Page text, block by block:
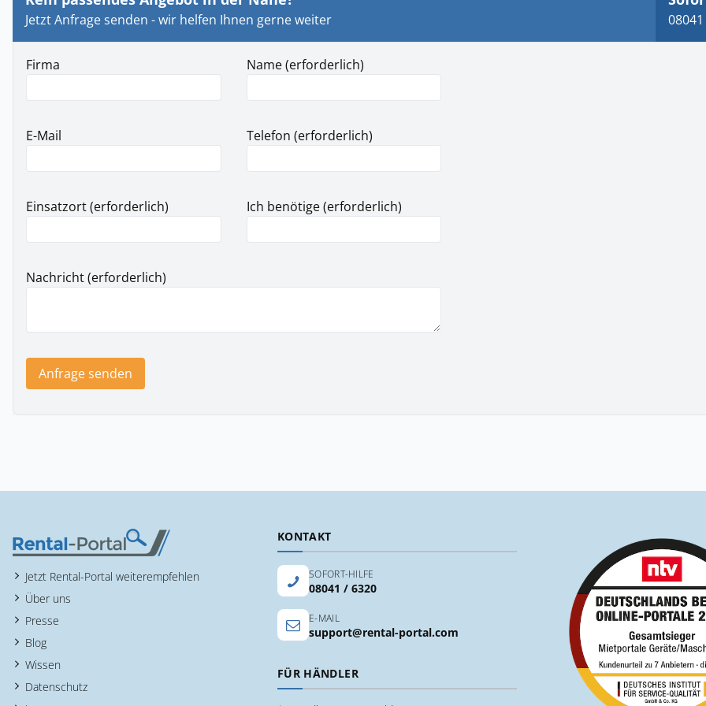
Jetzt Anfrage senden - wir helfen Ihnen gerne weiter
Firma Name (erforderlich)
E-Mail Telefon (erforderlich)
Einsatzort (erforderlich) Ich benötige (erforderlich)
Nachricht (erforderlich)
Anfrage senden
Jetzt Rental-Portal weiterempfehlen
Über uns
Presse
Blog
Wissen
Datenschutz
KONTAKT
SOFORT-HILFE
08041 / 6320
E-MAIL
support@rental-portal.com
FÜR HÄNDLER